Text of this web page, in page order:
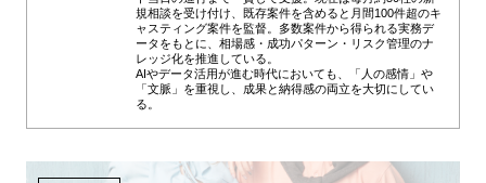
規相談を受け付け、既存案件を含めると月間100件超のキ
ャスティング案件を監督。多数案件から得られる実務デ
ータをもとに、相場感・成功パターン・リスク管理のナ
レッジ化を推進している。
AIやデータ活用が進む時代においても、「人の感情」や
「文脈」を重視し、成果と納得感の両立を大切にしてい
る。